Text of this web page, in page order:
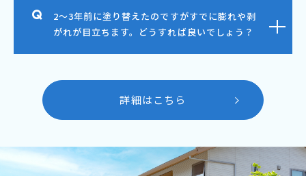
2～3年前に塗り替えたのですがすでに膨れや剥
がれが目立ちます。どうすれば良いでしょう？
詳細はこちら